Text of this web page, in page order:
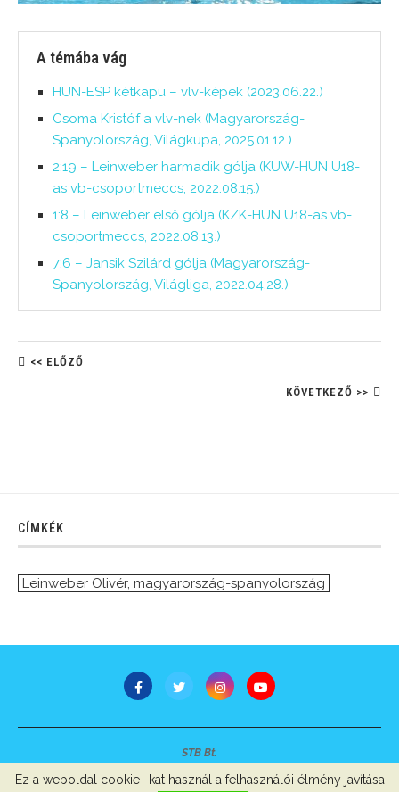
A témába vág
HUN-ESP kétkapu – vlv-képek (2023.06.22.)
Csoma Kristóf a vlv-nek (Magyarország-
Spanyolország, Világkupa, 2025.01.12.)
2:19 – Leinweber harmadik gólja (KUW-HUN U18-
as vb-csoportmeccs, 2022.08.15.)
1:8 – Leinweber első gólja (KZK-HUN U18-as vb-
csoportmeccs, 2022.08.13.)
7:6 – Jansik Szilárd gólja (Magyarország-
Spanyolország, Világliga, 2022.04.28.)
<< ELŐZŐ
KÖVETKEZŐ >>
CÍMKÉK
Leinweber Olivér, magyarország-spanyolország
STB Bt.
Ez a weboldal cookie -kat használ a felhasználói élmény javítása